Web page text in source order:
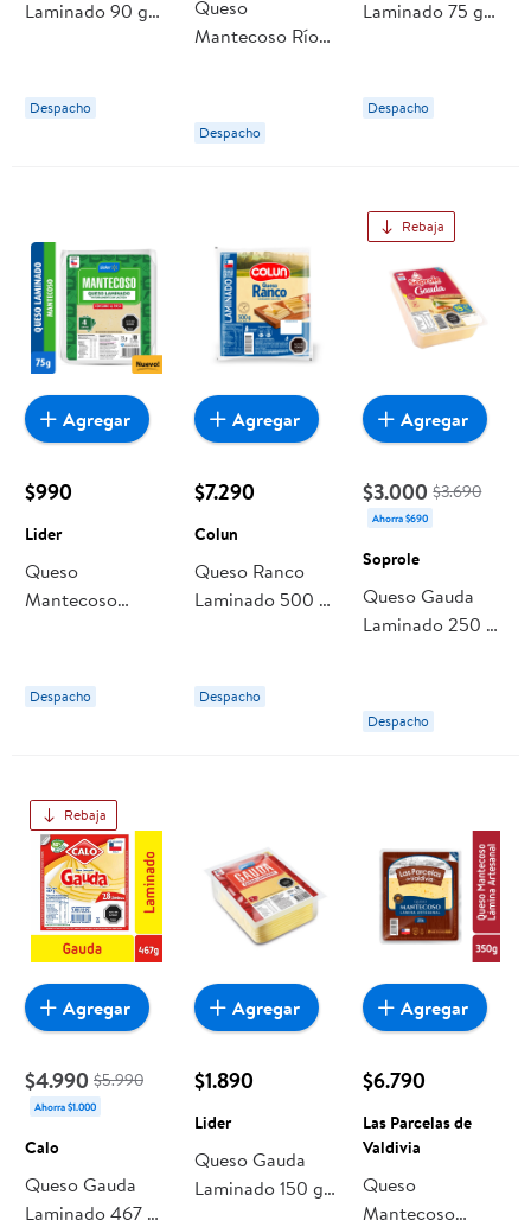
Laminado 90 g
Despacho
Queso
Mantecoso Río
Despacho
Laminado 75 g
Despacho
$990
Lider
Queso
Mantecoso
Despacho
Agregar
$7.290
Colun
Queso Ranco
Laminado 500 g
Despacho
Agregar
Rebaja
$3.000 $3.690
Ahorra $690
Soprole
Queso Gauda
Laminado 250 g
Despacho
Agregar
Rebaja
$4.990 $5.990
Ahorra $1.000
Calo
Queso Gauda
Laminado 467 g
Agregar
$1.890
Lider
Queso Gauda
Laminado 150 g
Agregar
$6.790
Las Parcelas de
Valdivia
Queso
Mantecoso
Agregar